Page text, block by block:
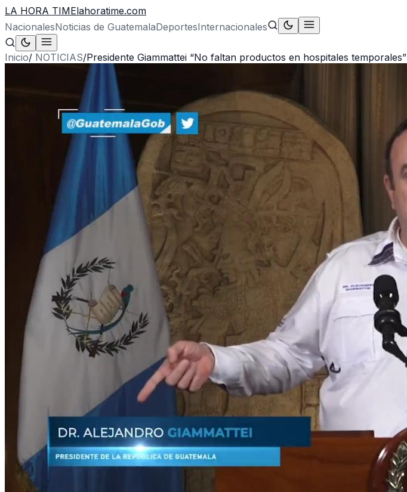
LA HORA TIMElahoratime.com
NacionalesNoticias de GuatemalaDeportesInternacionales
Inicio/ NOTICIAS/Presidente Giammattei “No faltan productos en hospitales temporales”